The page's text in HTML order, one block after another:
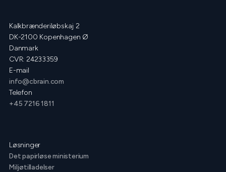
Kalkbrænderiløbskaj 2
DK-2100 Kopenhagen Ø
Danmark
CVR: 24233359
E-mail
info@cbrain.com
Telefon
+45 7216 1811
Løsninger
Det papirløse ministerium
Miljøtilladelser